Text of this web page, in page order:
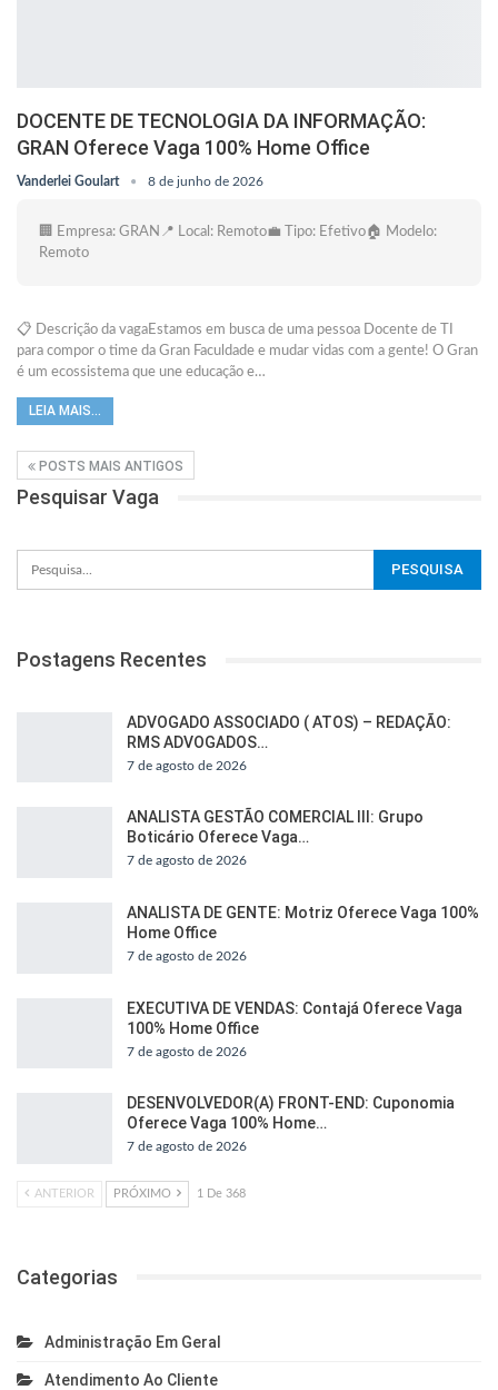
DOCENTE DE TECNOLOGIA DA INFORMAÇÃO:
GRAN Oferece Vaga 100% Home Office
Vanderlei Goulart 8 de junho de 2026
🏢 Empresa: GRAN📍 Local: Remoto💼 Tipo: Efetivo🏠 Modelo:
Remoto
📋 Descrição da vagaEstamos em busca de uma pessoa Docente de TI
para compor o time da Gran Faculdade e mudar vidas com a gente! O Gran
é um ecossistema que une educação e…
LEIA MAIS...
POSTS MAIS ANTIGOS
Pesquisar Vaga
Postagens Recentes
ADVOGADO ASSOCIADO ( ATOS) – REDAÇÃO:
RMS ADVOGADOS…
7 de agosto de 2026
ANALISTA GESTÃO COMERCIAL III: Grupo
Boticário Oferece Vaga…
7 de agosto de 2026
ANALISTA DE GENTE: Motriz Oferece Vaga 100%
Home Office
7 de agosto de 2026
EXECUTIVA DE VENDAS: Contajá Oferece Vaga
100% Home Office
7 de agosto de 2026
DESENVOLVEDOR(A) FRONT-END: Cuponomia
Oferece Vaga 100% Home…
7 de agosto de 2026
ANTERIOR PRÓXIMO 1 De 368
Categorias
Administração Em Geral
Atendimento Ao Cliente